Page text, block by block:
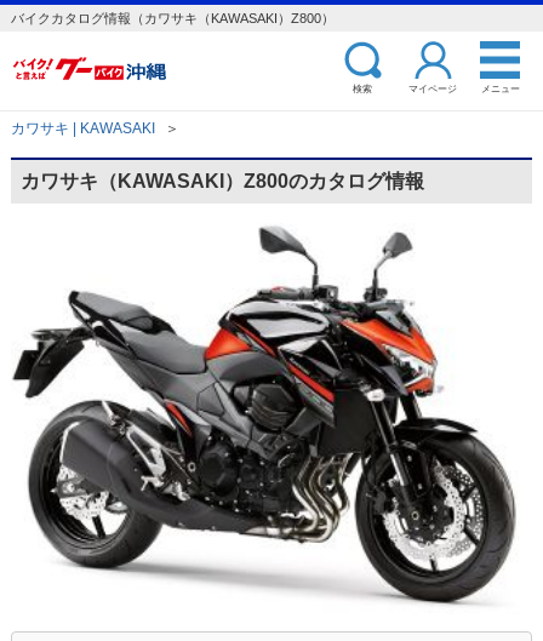
バイクカタログ情報（カワサキ（KAWASAKI）Z800）
検索 マイページ メニュー
カワサキ | KAWASAKI ＞
カワサキ（KAWASAKI）Z800のカタログ情報